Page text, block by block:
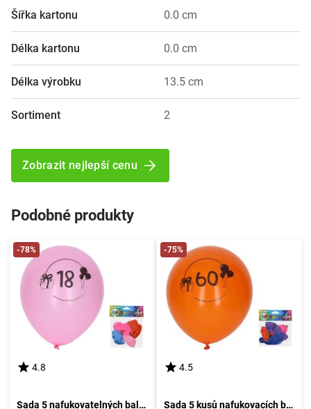
Šířka kartonu 0.0 cm
Délka kartonu 0.0 cm
Délka výrobku 13.5 cm
Sortiment 2
Zobrazit nejlepší cenu
Podobné produkty
-78%
4.8
Sada 5 nafukovatelných balónků o průměru 30 cm, s motivem číslo 18
-75%
4.5
Sada 5 kusů nafukovacích balónků o průměru 30 cm - číslo 60